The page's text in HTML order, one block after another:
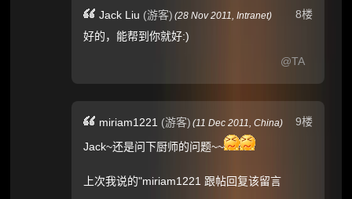
8楼
Jack Liu (游客) (28 Nov 2011,Intranet)
好的，能帮到你就好:)
@TA
9楼
miriam1221 (游客) (11 Dec 2011,China)
Jack~还是问下厨师的问题~~
上次我说的"miriam1221 跟帖回复该留言